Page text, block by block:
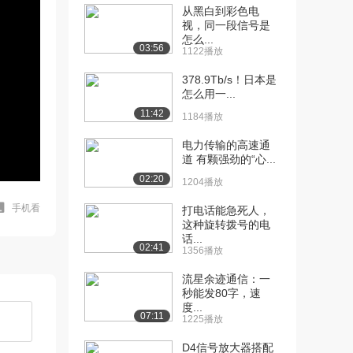
手机看
03:56
从黑白到彩色电
视，同一段信号是
怎么...
1122播放
11:42
378.9Tb/s！日本是
怎么用一...
1184播放
02:20
电力传输的高速通
道 有颗强劲的“心...
1204播放
02:41
打电话能急死人，
这种旋转拨号的电
话...
1356播放
07:11
流星余迹通信：一
秒能发80字，速
度...
1225播放
D4信号放大器搭配